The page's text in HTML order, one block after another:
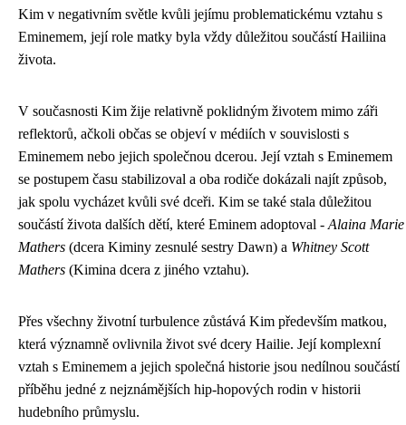
Kim v negativním světle kvůli jejímu problematickému vztahu s
Eminemem, její role matky byla vždy důležitou součástí Hailiina
života.
V současnosti Kim žije relativně poklidným životem mimo záři
reflektorů, ačkoli občas se objeví v médiích v souvislosti s
Eminemem nebo jejich společnou dcerou. Její vztah s Eminemem
se postupem času stabilizoval a oba rodiče dokázali najít způsob,
jak spolu vycházet kvůli své dceři. Kim se také stala důležitou
součástí života dalších dětí, které Eminem adoptoval - Alaina Marie
Mathers (dcera Kiminy zesnulé sestry Dawn) a Whitney Scott
Mathers (Kimina dcera z jiného vztahu).
Přes všechny životní turbulence zůstává Kim především matkou,
která významně ovlivnila život své dcery Hailie. Její komplexní
vztah s Eminemem a jejich společná historie jsou nedílnou součástí
příběhu jedné z nejznámějších hip-hopových rodin v historii
hudebního průmyslu.